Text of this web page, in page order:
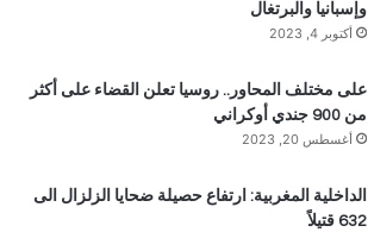
وإسبانيا والبرتغال
أكتوبر 4, 2023
على مختلف المحاور.. روسيا تعلن القضاء على أكثر
من 900 جندي أوكراني
أغسطس 20, 2023
الداخلية المغربية: ارتفاع حصيلة ضحايا الزلزال الى
632 قتيلاً